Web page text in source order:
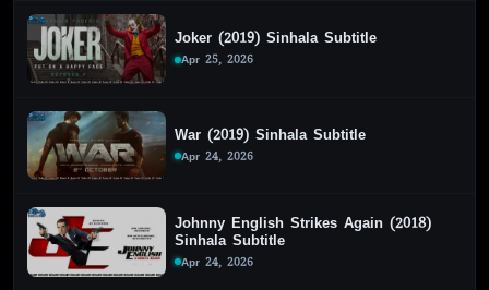
Joker (2019) Sinhala Subtitle
Apr 25, 2026
War (2019) Sinhala Subtitle
Apr 24, 2026
Johnny English Strikes Again (2018)
Sinhala Subtitle
Apr 24, 2026